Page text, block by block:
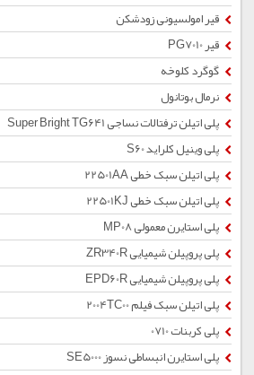
قیر امولسیونی زودشکن
قیر PG7010
گوگرد کلوخه
نرمال بوتانول
پلی اتیلن ترفتالات نساجی Super Bright TG641
پلی وینیل کلراید S60
پلی اتیلن سبک خطی 22501AA
پلی اتیلن سبک خطی 22501KJ
پلی استایرن معمولی MP08
پلی پروپیلن شیمیایی ZR340R
پلی پروپیلن شیمیایی EPD60R
پلی اتیلن سبک فیلم 2004TC00
پلی کربنات 0710
پلی استایرن انبساطی نسوز SE5000